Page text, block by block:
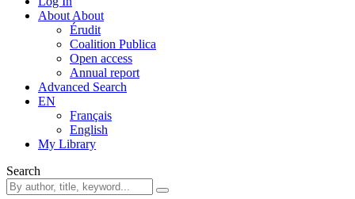
About About
Érudit
Coalition Publica
Open access
Annual report
Advanced Search
EN
Français
English
My Library
Search